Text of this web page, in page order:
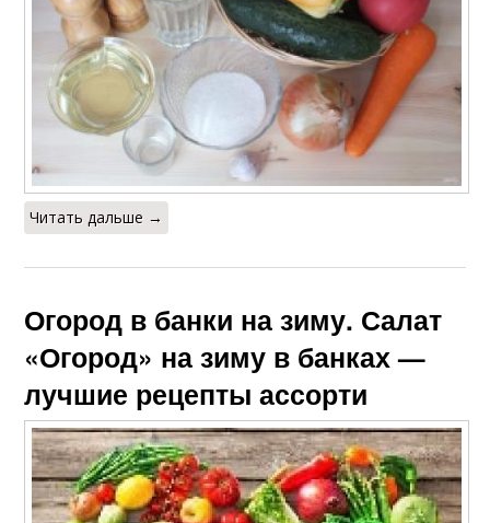
Читать дальше →
Огород в банки на зиму. Салат
«Огород» на зиму в банках —
лучшие рецепты ассорти